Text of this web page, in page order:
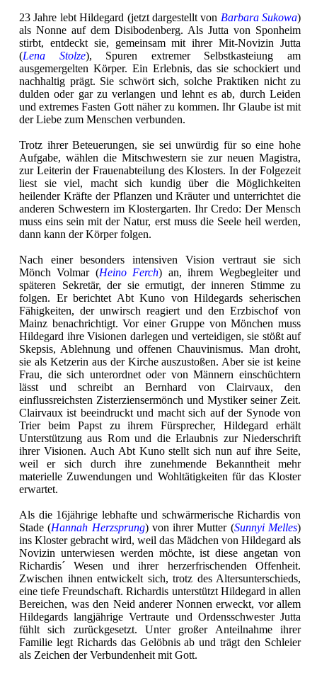
23 Jahre lebt Hildegard (jetzt dargestellt von Barbara Sukowa)
als Nonne auf dem Disibodenberg. Als Jutta von Sponheim
stirbt, entdeckt sie, gemeinsam mit ihrer Mit-Novizin Jutta
(Lena Stolze), Spuren extremer Selbstkasteiung am
ausgemergelten Körper. Ein Erlebnis, das sie schockiert und
nachhaltig prägt. Sie schwört sich, solche Praktiken nicht zu
dulden oder gar zu verlangen und lehnt es ab, durch Leiden
und extremes Fasten Gott näher zu kommen. Ihr Glaube ist mit
der Liebe zum Menschen verbunden.
Trotz ihrer Beteuerungen, sie sei unwürdig für so eine hohe
Aufgabe, wählen die Mitschwestern sie zur neuen Magistra,
zur Leiterin der Frauenabteilung des Klosters. In der Folgezeit
liest sie viel, macht sich kundig über die Möglichkeiten
heilender Kräfte der Pflanzen und Kräuter und unterrichtet die
anderen Schwestern im Klostergarten. Ihr Credo: Der Mensch
muss eins sein mit der Natur, erst muss die Seele heil werden,
dann kann der Körper folgen.
Nach einer besonders intensiven Vision vertraut sie sich
Mönch Volmar (Heino Ferch) an, ihrem Wegbegleiter und
späteren Sekretär, der sie ermutigt, der inneren Stimme zu
folgen. Er berichtet Abt Kuno von Hildegards seherischen
Fähigkeiten, der unwirsch reagiert und den Erzbischof von
Mainz benachrichtigt. Vor einer Gruppe von Mönchen muss
Hildegard ihre Visionen darlegen und verteidigen, sie stößt auf
Skepsis, Ablehnung und offenen Chauvinismus. Man droht,
sie als Ketzerin aus der Kirche auszustoßen. Aber sie ist keine
Frau, die sich unterordnet oder von Männern einschüchtern
lässt und schreibt an Bernhard von Clairvaux, den
einflussreichsten Zisterziensermönch und Mystiker seiner Zeit.
Clairvaux ist beeindruckt und macht sich auf der Synode von
Trier beim Papst zu ihrem Fürsprecher, Hildegard erhält
Unterstützung aus Rom und die Erlaubnis zur Niederschrift
ihrer Visionen. Auch Abt Kuno stellt sich nun auf ihre Seite,
weil er sich durch ihre zunehmende Bekanntheit mehr
materielle Zuwendungen und Wohltätigkeiten für das Kloster
erwartet.
Als die 16jährige lebhafte und schwärmerische Richardis von
Stade (Hannah Herzsprung) von ihrer Mutter (Sunnyi Melles)
ins Kloster gebracht wird, weil das Mädchen von Hildegard als
Novizin unterwiesen werden möchte, ist diese angetan von
Richardis´ Wesen und ihrer herzerfrischenden Offenheit.
Zwischen ihnen entwickelt sich, trotz des Altersunterschieds,
eine tiefe Freundschaft. Richardis unterstützt Hildegard in allen
Bereichen, was den Neid anderer Nonnen erweckt, vor allem
Hildegards langjährige Vertraute und Ordensschwester Jutta
fühlt sich zurückgesetzt. Unter großer Anteilnahme ihrer
Familie legt Richards das Gelöbnis ab und trägt den Schleier
als Zeichen der Verbundenheit mit Gott.